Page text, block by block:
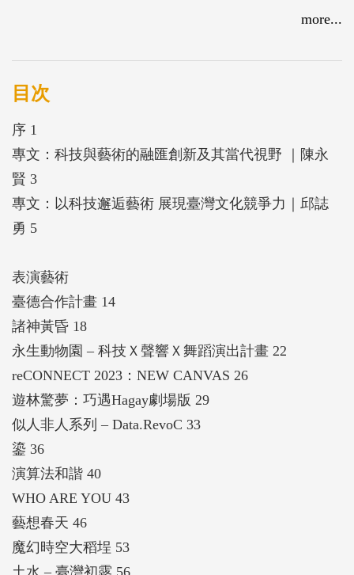
件，許多作品已受邀赴國際舞台展演，績效卓著，如
波蘭2024年歐洲科學之都大展展出；兒路創作藝術工
寮作品登瑞士2024年蘇黎世戲劇盛會藝術節演出等。
中心及行政法人國家表演藝術中心等一同參與，扶植
藝文場館與國際單位交流合作，如國立臺灣美術館首
次與奧地利林茲電子藝術節合作扶植陽春麵研究舍，
其共製作品分別於2024年林茲電子藝術節、國美館年
度大展「靈魂的棲所」展出，廣受國際關注；國立傳
中，跳脫傳統詮釋框架，在經典中創造嶄新觀看及聆
賞體驗；國家表演藝術中心策辦「藝想春天 NTT Arts
NOVA」系列節目，培育青年創作及推廣樂齡音樂照
護等。
本書期以紀錄年度科技藝術發展重要成果，作為承先
啟後之里程碑，使我國文化科技在此奠基上，持續創
新向前邁進。
more...
目次
序 1
專文：科技與藝術的融匯創新及其當代視野 ｜陳永
賢 3
專文：以科技邂逅藝術 展現臺灣文化競爭力｜邱誌
勇 5
表演藝術
臺德合作計畫 14
諸神黃昏 18
永生動物園 – 科技Ｘ聲響Ｘ舞蹈演出計畫 22
reCONNECT 2023：NEW CANVAS 26
遊林驚夢：巧遇Hagay劇場版 29
似人非人系列 – Data.RevoC 33
鎏 36
演算法和諧 40
WHO ARE YOU 43
藝想春天 46
魔幻時空大稻埕 53
土水 – 臺灣初露 56